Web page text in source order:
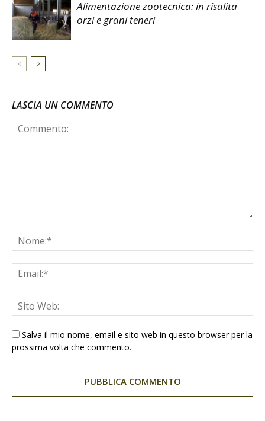
Alimentazione zootecnica: in risalita
orzi e grani teneri
LASCIA UN COMMENTO
Salva il mio nome, email e sito web in questo browser per la
prossima volta che commento.